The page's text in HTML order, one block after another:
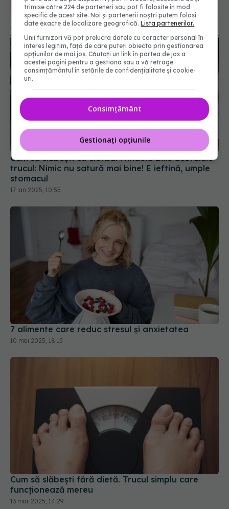
URMĂRITORI URMĂRITORI
ARTICOLE SIMILARE
Cum să slăbești cu ciorbă. Mihaela Bilic dezvăluie
trucul: Nimic nu satură mai bine! E ieftină, umple
stomacul
17 ian 2025, 10:55
7 alimente care reduc stresul și anxietatea
10 mai 2025, 18:15
Cum să slăbești fără dietă. Trucul simplu care
funcționează mereu
13 mar 2025, 14:29
trimise către 224 de parteneri sau pot fi folosite în mod
specific de acest site. Noi și partenerii noștri putem folosi
date exacte de localizare geografică.Lista partenerilor.
Unii furnizori vă pot prelucra datele cu caracter personal în
interes legitim, față de care puteți obiecta prin gestionarea
opțiunilor de mai jos. Căutați un link în partea de jos a
acestei pagini pentru a gestiona sau a vă retrage
consimțământul în setările de confidențialitate și cookie-
uri.
Consimțământ
Gestionați opțiunile